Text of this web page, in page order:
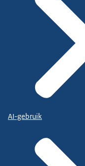
AI-gebruik